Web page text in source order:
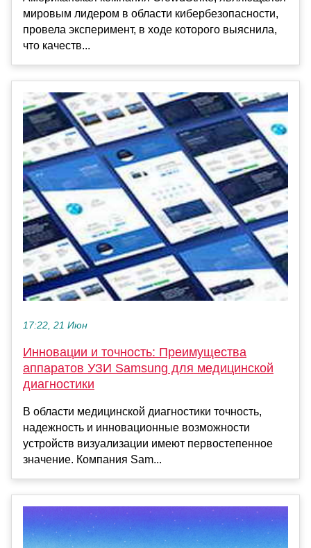
мировым лидером в области кибербезопасности,
провела эксперимент, в ходе которого выяснила,
что качеств...
17:22, 21 Июн
Инновации и точность: Преимущества
аппаратов УЗИ Samsung для медицинской
диагностики
В области медицинской диагностики точность,
надежность и инновационные возможности
устройств визуализации имеют первостепенное
значение. Компания Sam...